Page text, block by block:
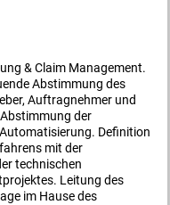
& Claim Management.
Abstimmung des
Auftragnehmer und
der
Definition
mit der
technischen
Leitung des
im Hause des